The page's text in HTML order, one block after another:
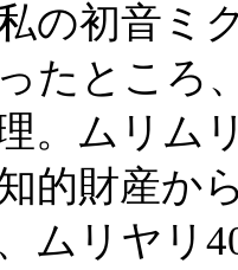
の初音ミ
たところ
。ムリム
的財産か
ムリヤリ